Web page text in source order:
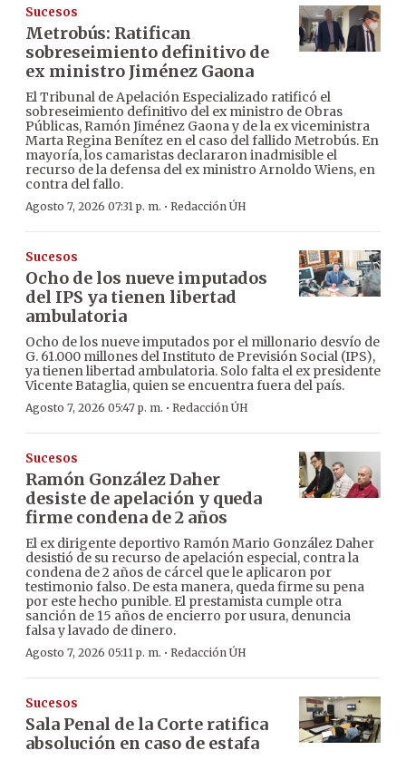
Sucesos
Metrobús: Ratifican
sobreseimiento definitivo de
ex ministro Jiménez Gaona
El Tribunal de Apelación Especializado ratificó el
sobreseimiento definitivo del ex ministro de Obras
Públicas, Ramón Jiménez Gaona y de la ex viceministra
Marta Regina Benítez en el caso del fallido Metrobús. En
mayoría, los camaristas declararon inadmisible el
recurso de la defensa del ex ministro Arnoldo Wiens, en
contra del fallo.
Agosto 7, 2026 07:31 p. m. · Redacción ÚH
Sucesos
Ocho de los nueve imputados
del IPS ya tienen libertad
ambulatoria
Ocho de los nueve imputados por el millonario desvío de
G. 61.000 millones del Instituto de Previsión Social (IPS),
ya tienen libertad ambulatoria. Solo falta el ex presidente
Vicente Bataglia, quien se encuentra fuera del país.
Agosto 7, 2026 05:47 p. m. · Redacción ÚH
Sucesos
Ramón González Daher
desiste de apelación y queda
firme condena de 2 años
El ex dirigente deportivo Ramón Mario González Daher
desistió de su recurso de apelación especial, contra la
condena de 2 años de cárcel que le aplicaron por
testimonio falso. De esta manera, queda firme su pena
por este hecho punible. El prestamista cumple otra
sanción de 15 años de encierro por usura, denuncia
falsa y lavado de dinero.
Agosto 7, 2026 05:11 p. m. · Redacción ÚH
Sucesos
Sala Penal de la Corte ratifica
absolución en caso de estafa